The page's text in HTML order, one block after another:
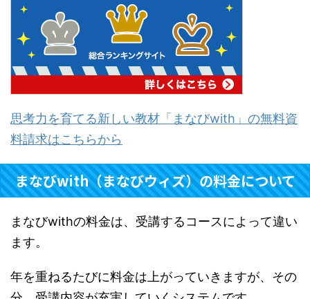
思考力を育てる新しい教材「まなびwith」の無料資
料請求はこちらから
まなびwith（まなびウィズ）の料金について
まなびwithの料金は、受講するコースによって違い
ます。
年を重ねるたびに料金は上がっていきますが、その